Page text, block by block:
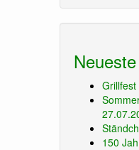
Grillfest
150